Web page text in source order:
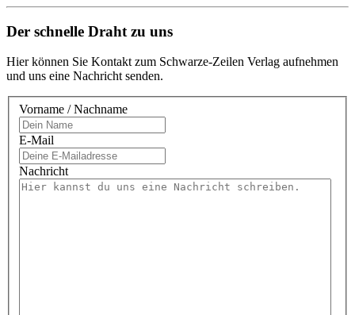
Der schnelle Draht zu uns
Hier können Sie Kontakt zum Schwarze-Zeilen Verlag aufnehmen
und uns eine Nachricht senden.
Vorname / Nachname
E-Mail
Nachricht